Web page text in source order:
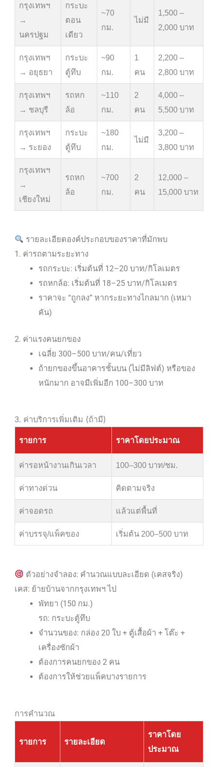
กรุงเทพฯ
→
นครปฐม
กระบะ
ตอน
เดียว
~70
กม.
ไม่มี
1,500 –
2,000 บาท
กรุงเทพฯ
→ อยุธยา
กระบะ
ตู้ทึบ
~90
กม.
1
คน
2,200 –
2,800 บาท
กรุงเทพฯ
→ ชลบุรี
รถหก
ล้อ
~110
กม.
2
คน
4,000 –
5,500 บาท
กรุงเทพฯ
→ ระยอง
กระบะ
ตู้ทึบ
~180
กม.
ไม่มี
3,200 –
3,800 บาท
กรุงเทพฯ
→
เชียงใหม่
รถหก
ล้อ
~700
กม.
2
คน
12,000 –
15,000 บาท
รายละเอียดองค์ประกอบของราคาที่มักพบ
1. ค่ารถตามระยะทาง
รถกระบะ: เริ่มต้นที่ 12–20 บาท/กิโลเมตร
รถหกล้อ: เริ่มต้นที่ 18–25 บาท/กิโลเมตร
ราคาจะ “ถูกลง” หากระยะทางไกลมาก (เหมา
คัน)
2. ค่าแรงคนยกของ
เฉลี่ย 300–500 บาท/คน/เที่ยว
ถ้ายกของขึ้นอาคารชั้นบน (ไม่มีลิฟต์) หรือของ
หนักมาก อาจมีเพิ่มอีก 100–300 บาท
3. ค่าบริการเพิ่มเติม (ถ้ามี)
รายการ ราคาโดยประมาณ
ค่ารอหน้างานเกินเวลา 100–300 บาท/ชม.
ค่าทางด่วน คิดตามจริง
ค่าจอดรถ แล้วแต่พื้นที่
ค่าบรรจุ/แพ็คของ เริ่มต้น 200–500 บาท
ตัวอย่างจำลอง: คำนวณแบบละเอียด (เคสจริง)
เคส: ย้ายบ้านจากกรุงเทพฯ ไป
พัทยา (150 กม.)
รถ: กระบะตู้ทึบ
จำนวนของ: กล่อง 20 ใบ + ตู้เสื้อผ้า + โต๊ะ +
เครื่องซักผ้า
ต้องการคนยกของ 2 คน
ต้องการให้ช่วยแพ็คบางรายการ
การคำนวณ
รายการ รายละเอียด
ราคาโดย
ประมาณ